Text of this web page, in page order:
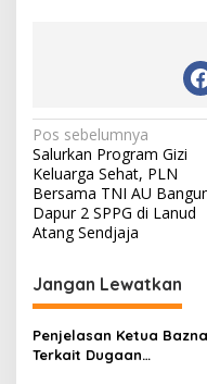
N
a
v
i
a
s
i
Pos sebelumnya
Salurkan Program Gizi
Keluarga Sehat, PLN
Bersama TNI AU
Dapur 2 SPPG di Lanud
Atang Sendjaja
Jangan Lewatkan
Penjelasan Ketua
Terkait Dugaan